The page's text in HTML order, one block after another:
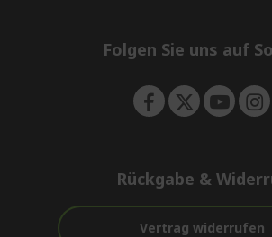
e
Folgen Sie uns auf
Rückgabe &
Vertrag widerrufen